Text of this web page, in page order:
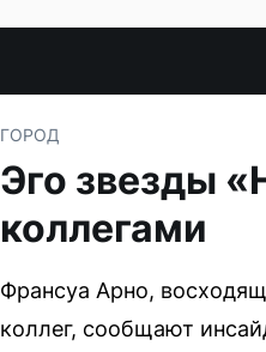
ГОРОД
Эго звезды
коллегами
Франсуа Арно,
коллег, сообщают